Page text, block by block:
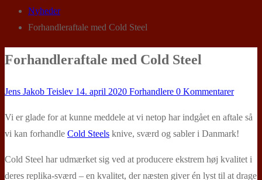
Nyheder
Forhandleraftale med Cold Steel
Forhandleraftale med Cold Steel
Jens Jakob Teislev 14. april 2020 Forhandlere 0 Kommentarer
Vi er glade for at kunne meddele at vi netop har indgået en aftale så
vi kan forhandle Cold Steels knive, sværd og sabler i Danmark!
Cold Steel har udmærket sig ved at producere ekstrem høj kvalitet i
deres replika-sværd – en kvalitet, der næsten giver én lyst til at drage